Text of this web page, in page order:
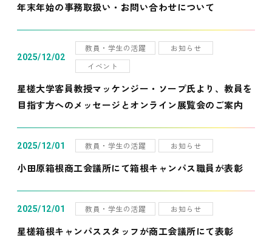
年末年始の事務取扱い・お問い合わせについて
2025/12/02
教員・学生の活躍
お知らせ
イベント
星槎大学客員教授マッケンジー・ソープ氏より、教員を
目指す方へのメッセージとオンライン展覧会のご案内
2025/12/01 教員・学生の活躍 お知らせ
小田原箱根商工会議所にて箱根キャンパス職員が表彰
2025/12/01 教員・学生の活躍 お知らせ
星槎箱根キャンパススタッフが商工会議所にて表彰